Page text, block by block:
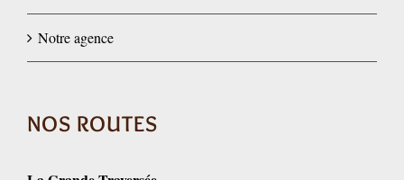
Notre agence
NOS ROUTES